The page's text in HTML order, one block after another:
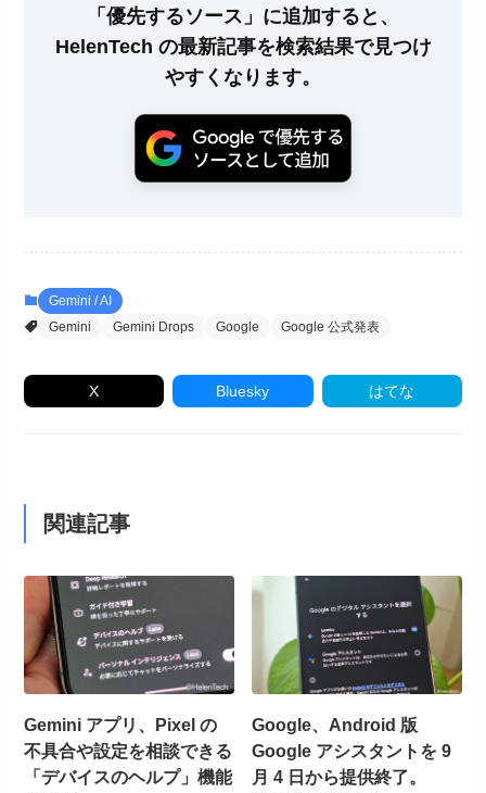
「優先するソース」に追加すると、
HelenTech の最新記事を検索結果で見つけ
やすくなります。
Gemini / AI
Gemini
Gemini Drops Google Google 公式発表
X Bluesky はてな
関連記事
Gemini アプリ、Pixel の
不具合や設定を相談できる
「デバイスのヘルプ」機能
Google、Android 版
Google アシスタントを 9
月 4 日から提供終了。